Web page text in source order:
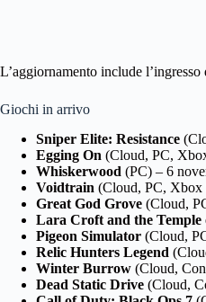
L’aggiornamento include
Giochi in arrivo
Sniper Elite: Resistance
Egging On (Cloud, PC,
Whiskerwood (PC) – 6
Voidtrain (Cloud, PC, Xbox
Great God Grove (Cloud,
Lara Croft and the Temple
Pigeon Simulator (Cloud,
Relic Hunters Legend
Winter Burrow (Cloud,
Dead Static Drive (Cloud,